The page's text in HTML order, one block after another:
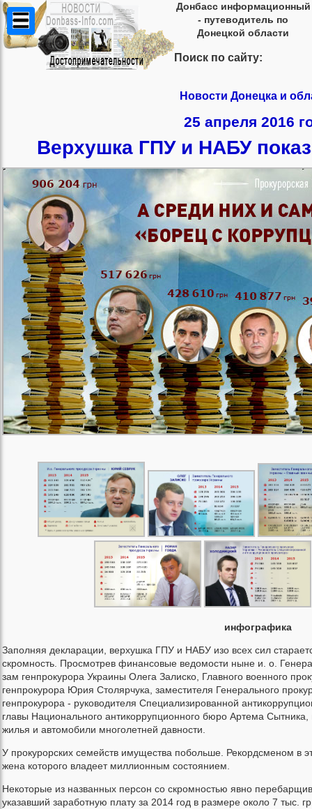
Донбасс информационный
- путеводитель по
Донецкой области
Поиск по сайту:
Новости Донецка и
25 апреля 2016
Верхушка ГПУ и НАБУ
инфографика
Заполняя декларации, верхушка ГПУ и НАБУ изо всех сил
скромность. Просмотрев финансовые ведомости ныне и. о.
зам генпрокурора Украины Олега Залиско, Главного военного
генпрокурора Юрия Столярчука, заместителя Генерального
генпрокурора - руководителя Специализированной
главы Национального антикоррупционного бюро Артема
жилья и автомобили многолетней давности.
У прокурорских семейств имущества побольше. Рекордсменом в
жена которого владеет миллионным состоянием.
Некоторые из названных персон со скромностью явно
указавший заработную плату за 2014 год в размере около 7 тыс.